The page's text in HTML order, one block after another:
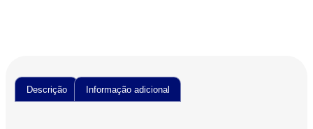
Descrição Informação adicional